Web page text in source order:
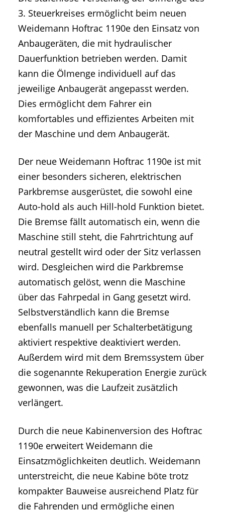
3. Steuerkreises ermöglicht beim neuen
Weidemann Hoftrac 1190e den Einsatz von
Anbaugeräten, die mit hydraulischer
Dauerfunktion betrieben werden. Damit
kann die Ölmenge individuell auf das
jeweilige Anbaugerät angepasst werden.
Dies ermöglicht dem Fahrer ein
komfortables und effizientes Arbeiten mit
der Maschine und dem Anbaugerät.
Der neue Weidemann Hoftrac 1190e ist mit
einer besonders sicheren, elektrischen
Parkbremse ausgerüstet, die sowohl eine
Auto-hold als auch Hill-hold Funktion bietet.
Die Bremse fällt automatisch ein, wenn die
Maschine still steht, die Fahrtrichtung auf
neutral gestellt wird oder der Sitz verlassen
wird. Desgleichen wird die Parkbremse
automatisch gelöst, wenn die Maschine
über das Fahrpedal in Gang gesetzt wird.
Selbstverständlich kann die Bremse
ebenfalls manuell per Schalterbetätigung
aktiviert respektive deaktiviert werden.
Außerdem wird mit dem Bremssystem über
die sogenannte Rekuperation Energie zurück
gewonnen, was die Laufzeit zusätzlich
verlängert.
Durch die neue Kabinenversion des Hoftrac
1190e erweitert Weidemann die
Einsatzmöglichkeiten deutlich. Weidemann
unterstreicht, die neue Kabine böte trotz
kompakter Bauweise ausreichend Platz für
die Fahrenden und ermögliche einen